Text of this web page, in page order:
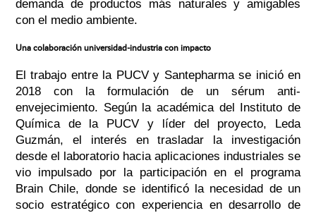
demanda de productos más naturales y amigables
con el medio ambiente.
Una colaboración universidad-industria con impacto
El trabajo entre la PUCV y Santepharma se inició en
2018 con la formulación de un sérum anti-
envejecimiento. Según la académica del Instituto de
Química de la PUCV y líder del proyecto, Leda
Guzmán, el interés en trasladar la investigación
desde el laboratorio hacia aplicaciones industriales se
vio impulsado por la participación en el programa
Brain Chile, donde se identificó la necesidad de un
socio estratégico con experiencia en desarrollo de